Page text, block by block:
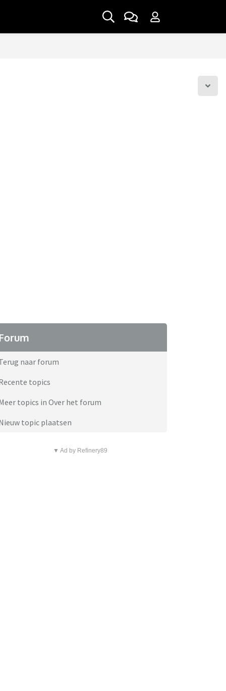
naar forum
topics
topics in Over het forum
topic plaatsen
▼ Ad by Refinery89